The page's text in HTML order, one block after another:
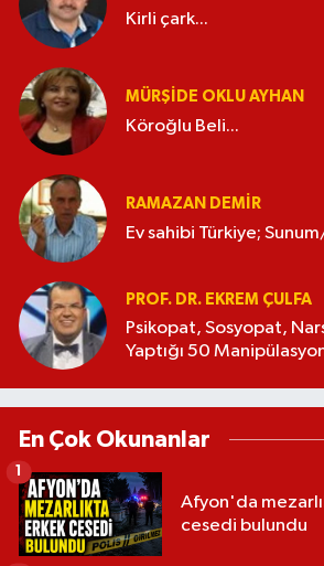
Kirli çark...
MÜRŞIDE OKLU AYHAN
Köroğlu Beli...
RAMAZAN DEMİR
Ev sahibi Türkiye;
PROF. DR. EKREM ÇULFA
Psikopat, Sosyopat,
Yaptığı 50
En Çok Okunanlar
Afyon'da
cesedi bulundu
1